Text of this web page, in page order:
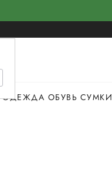
ОДЕЖДА ОБУВЬ СУМКИ